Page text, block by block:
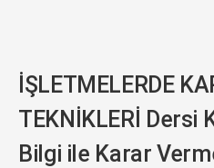
İŞLETMELERDE
TEKNİKLERİ Dersi
Bilgi ile Karar